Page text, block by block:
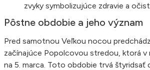
zvyky symbolizujúce zdravie a
Pôstne obdobie a jeho význam
Pred samotnou Veľkou nocou
začínajúce Popolcovou stredou, ktorá v
na 5. marca. Toto obdobie trvá štyridsať